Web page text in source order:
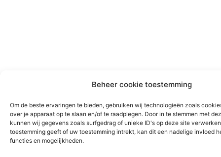
Beheer cookie toestemming
Om de beste ervaringen te bieden, gebruiken wij technologieën zoals
over je apparaat op te slaan en/of te raadplegen. Door in te stemmen met
kunnen wij gegevens zoals surfgedrag of unieke ID's op deze site
toestemming geeft of uw toestemming intrekt, kan dit een nadelige invloed
functies en mogelijkheden.